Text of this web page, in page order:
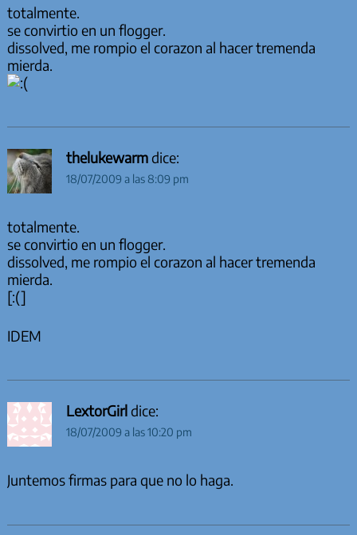
totalmente.
se convirtio en un flogger.
dissolved, me rompio el corazon al hacer tremenda
mierda.
thelukewarmdice:
18/07/2009 a las 8:09 pm
totalmente.
se convirtio en un flogger.
dissolved, me rompio el corazon al hacer tremenda
mierda.
[:(]
IDEM
LextorGirl dice:
18/07/2009 a las 10:20 pm
Juntemos firmas para que no lo haga.